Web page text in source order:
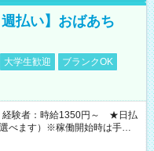
払い】おばあち
大学生歓迎
ブランクOK
験者：時給1350円～ ★日払
べます）※稼働開始時は手続き